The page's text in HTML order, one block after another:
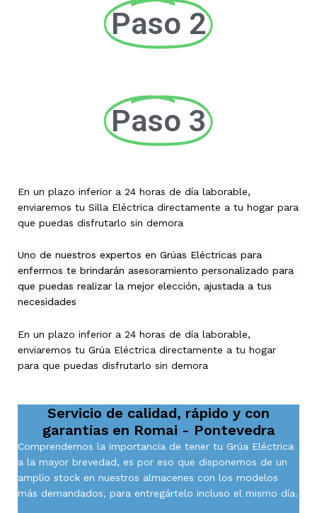
Paso 2
Paso 3
En un plazo inferior a 24 horas de día laborable,
enviaremos tu Silla Eléctrica directamente a tu hogar para
que puedas disfrutarlo sin demora
Uno de nuestros expertos en Grúas Eléctricas para
enfermos te brindarán asesoramiento personalizado para
que puedas realizar la mejor elección, ajustada a tus
necesidades
En un plazo inferior a 24 horas de día laborable,
enviaremos tu Grúa Eléctrica directamente a tu hogar
para que puedas disfrutarlo sin demora
Servicio de calidad, rápido y con
garantías en Romai - Pontevedra
Comprendemos la importancia de tener tu Grúa Eléctrica
a la mayor brevedad, es por eso que disponemos de un
amplio stock en nuestros almacenes con los modelos
más demandados, para entregártelo incluso el mismo día.